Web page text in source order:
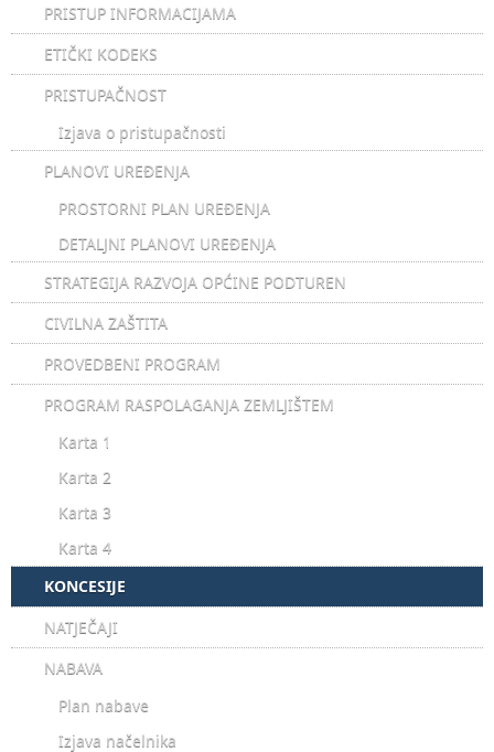
PRISTUP INFORMACIJAMA
ETIČKI KODEKS
PRISTUPAČNOST
Izjava o pristupačnosti
PLANOVI UREĐENJA
PROSTORNI PLAN UREĐENJA
DETALJNI PLANOVI UREĐENJA
STRATEGIJA RAZVOJA OPĆINE PODTUREN
CIVILNA ZAŠTITA
PROVEDBENI PROGRAM
PROGRAM RASPOLAGANJA ZEMLJIŠTEM
Karta 1
Karta 2
Karta 3
Karta 4
KONCESIJE
NATJEČAJI
NABAVA
Plan nabave
Izjava načelnika